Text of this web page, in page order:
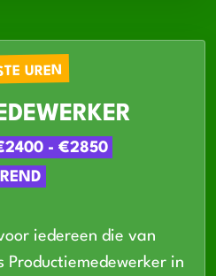
UREN
- €2850
iedereen die van
Productiemedewerker in